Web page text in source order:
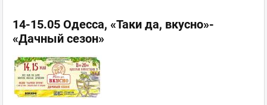
14-15.05 Одесса, «Таки да, вкусно»-
«Дачный сезон»